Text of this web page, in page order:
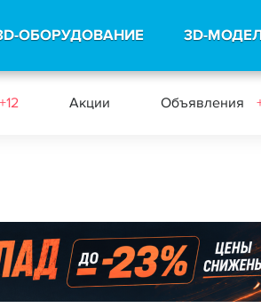
ОБОРУДОВАНИЕ 3D-
+12 Акции Объявления